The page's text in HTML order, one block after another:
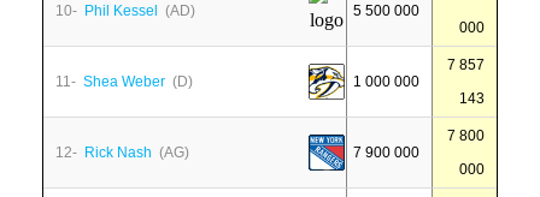
10- Phil Kessel (AD) 5 500 000
000
11- Shea Weber (D) 1 000 000
7 857
143
12- Rick Nash (AG) 7 900 000
7 800
000